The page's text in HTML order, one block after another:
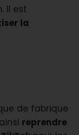
Il est
la
de fabrique
reprendre